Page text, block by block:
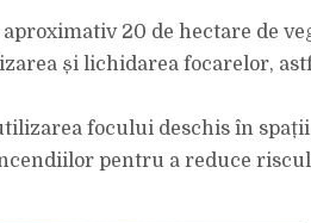
20 de hectare de
și lichidarea focarelor,
focului deschis în spații
pentru a reduce